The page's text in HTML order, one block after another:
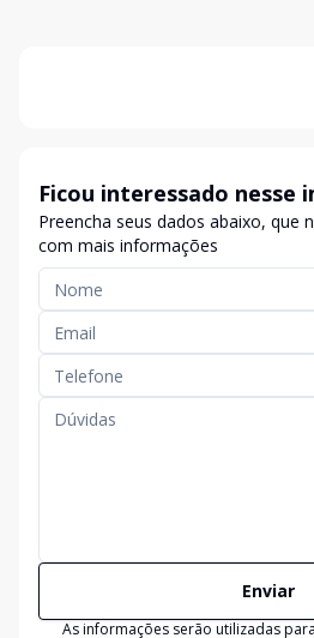
Ficou interessado nesse
Preencha seus dados abaixo, que
com mais informações
Enviar
As informações serão utilizadas